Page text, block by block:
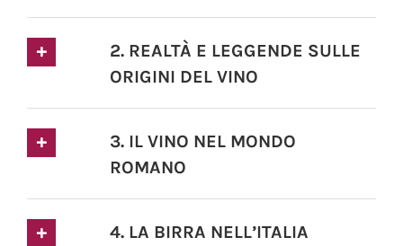
2. REALTÀ E LEGGENDE SULLE
ORIGINI DEL VINO
3. IL VINO NEL MONDO
ROMANO
4. LA BIRRA NELL’ITALIA